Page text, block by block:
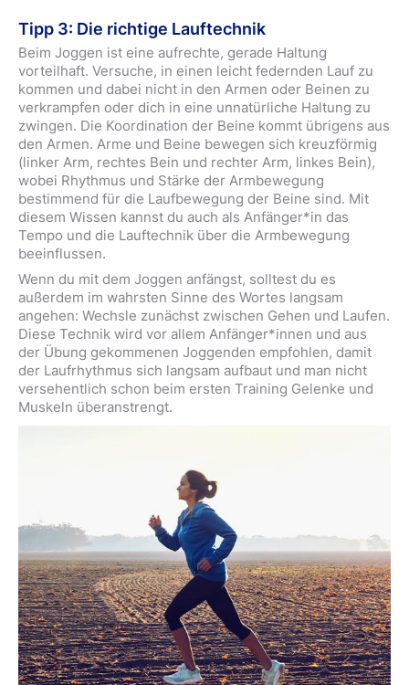
Tipp 3: Die richtige Lauftechnik
Beim Joggen ist eine aufrechte, gerade Haltung
vorteilhaft. Versuche, in einen leicht federnden Lauf zu
kommen und dabei nicht in den Armen oder Beinen zu
verkrampfen oder dich in eine unnatürliche Haltung zu
zwingen. Die Koordination der Beine kommt übrigens aus
den Armen. Arme und Beine bewegen sich kreuzförmig
(linker Arm, rechtes Bein und rechter Arm, linkes Bein),
wobei Rhythmus und Stärke der Armbewegung
bestimmend für die Laufbewegung der Beine sind. Mit
diesem Wissen kannst du auch als Anfänger*in das
Tempo und die Lauftechnik über die Armbewegung
beeinflussen.
Wenn du mit dem Joggen anfängst, solltest du es
außerdem im wahrsten Sinne des Wortes langsam
angehen: Wechsle zunächst zwischen Gehen und Laufen.
Diese Technik wird vor allem Anfänger*innen und aus
der Übung gekommenen Joggenden empfohlen, damit
der Laufrhythmus sich langsam aufbaut und man nicht
versehentlich schon beim ersten Training Gelenke und
Muskeln überanstrengt.